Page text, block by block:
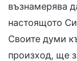
възнамерява
настоящото
Своите думи
произход, ще